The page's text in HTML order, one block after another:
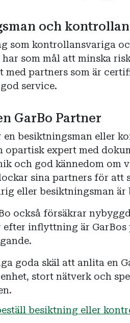
och
som kontrollansvariga
har som mål att minska
med partners som är
service.
GarBo Partner
en besiktningsman eller
opartisk expert med
och god kännedom om
sina partners för att
eller besiktningsman
också försäkrar
efter inflyttning är
goda skäl att anlita en
stort nätverk och
besiktning eller